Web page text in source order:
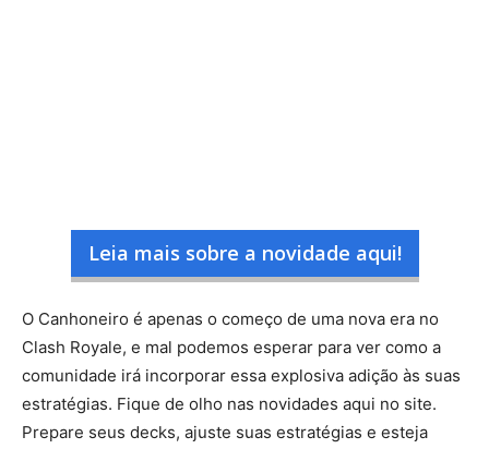
Leia mais sobre a novidade aqui!
O Canhoneiro é apenas o começo de uma nova era no
Clash Royale, e mal podemos esperar para ver como a
comunidade irá incorporar essa explosiva adição às suas
estratégias. Fique de olho nas novidades aqui no site.
Prepare seus decks, ajuste suas estratégias e esteja